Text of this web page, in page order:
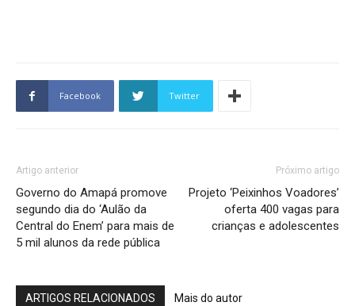
Facebook Twitter
Artigo anterior
Governo do Amapá promove
segundo dia do ‘Aulão da
Central do Enem’ para mais de
5 mil alunos da rede pública
Próximo artigo
Projeto ‘Peixinhos Voadores’
oferta 400 vagas para
crianças e adolescentes
ARTIGOS RELACIONADOS Mais do autor